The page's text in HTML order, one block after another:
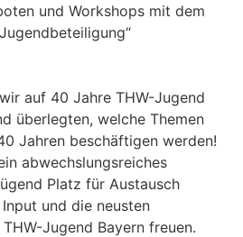
und Workshops mit dem
auf 40 Jahre THW-Jugend
überlegten, welche Themen
Jahren beschäftigen werden!
abwechslungsreiches
Platz für Austausch
und die neusten
Jugend Bayern freuen.